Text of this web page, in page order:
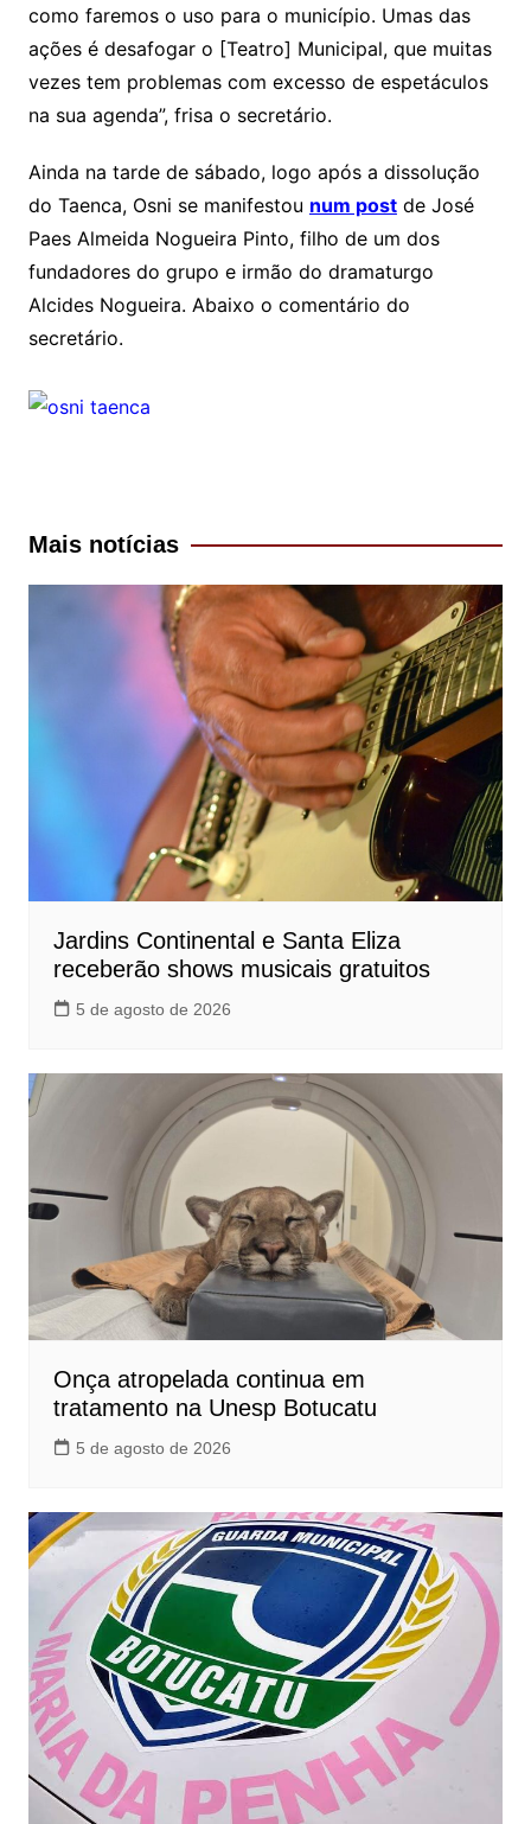
como faremos o uso para o município. Umas das
ações é desafogar o [Teatro] Municipal, que muitas
vezes tem problemas com excesso de espetáculos
na sua agenda”, frisa o secretário.
Ainda na tarde de sábado, logo após a dissolução
do Taenca, Osni se manifestou num postde José
Paes Almeida Nogueira Pinto, filho de um dos
fundadores do grupo e irmão do dramaturgo
Alcides Nogueira. Abaixo o comentário do
secretário.
Navegação
Mais notícias
Jardins Continental e Santa Eliza
receberão shows musicais gratuitos
5 de agosto de 2026
Onça atropelada continua em
tratamento na Unesp Botucatu
5 de agosto de 2026